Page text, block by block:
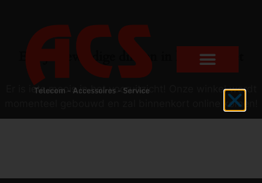
Er zijn geweldige dingen in het verschiet
Er is iets moois in het vooruitzicht! Onze winkel wordt
momenteel gebouwd en zal binnenkort online komen!